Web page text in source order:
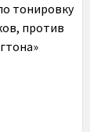
тонировку
против